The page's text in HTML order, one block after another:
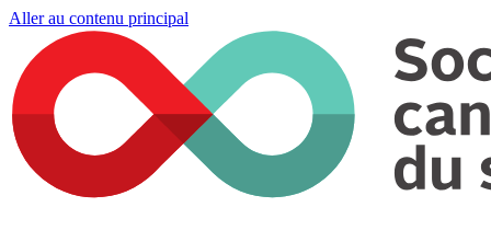
Aller au contenu principal